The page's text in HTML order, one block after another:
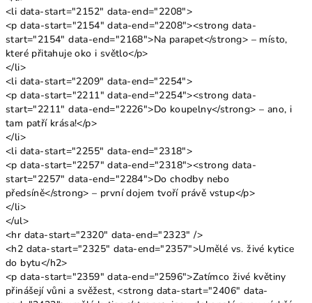
<li data-start="2152" data-end="2208">
<p data-start="2154" data-end="2208"><strong data-
start="2154" data-end="2168">Na parapet</strong> – místo,
které přitahuje oko i světlo</p>
</li>
<li data-start="2209" data-end="2254">
<p data-start="2211" data-end="2254"><strong data-
start="2211" data-end="2226">Do koupelny</strong> – ano, i
tam patří krása!</p>
</li>
<li data-start="2255" data-end="2318">
<p data-start="2257" data-end="2318"><strong data-
start="2257" data-end="2284">Do chodby nebo
předsíně</strong> – první dojem tvoří právě vstup</p>
</li>
</ul>
<hr data-start="2320" data-end="2323" />
<h2 data-start="2325" data-end="2357">Umělé vs. živé kytice
do bytu</h2>
<p data-start="2359" data-end="2596">Zatímco živé květiny
přinášejí vůni a svěžest, <strong data-start="2406" data-